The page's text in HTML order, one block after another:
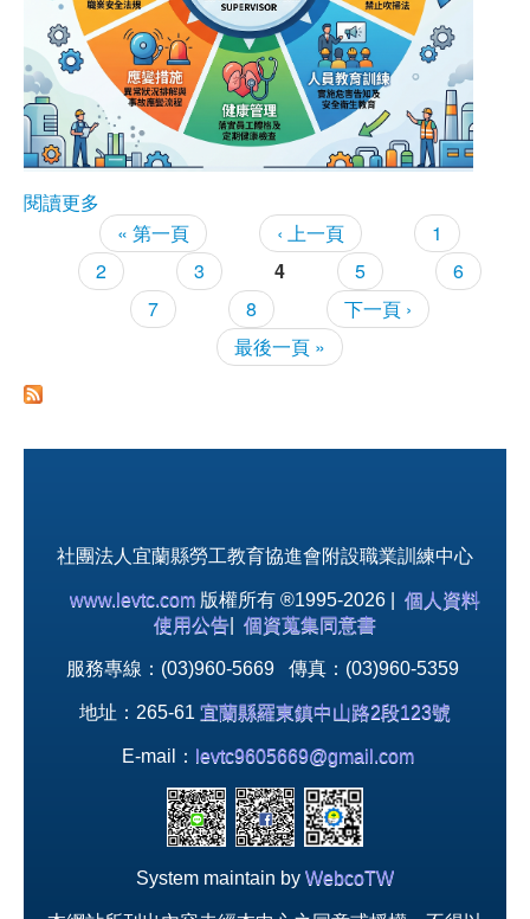
閱讀更多
« 第一頁 ‹ 上一頁
1
2
3 4 5
6
7
8
下一頁 ›
最後一頁 »
社團法人宜蘭縣勞工教育協進會附設職業訓練中心
www.levtc.com 版權所有 ®1995-2026 | 個人資料
使用公告
個資蒐集同意書
服務專線：(03)960-5669 傳真：(03)960-5359
地址：265-61 宜蘭縣羅東鎮中山路2段123號
E-mail： levtc9605669@gmail.com
System maintain by WebcoTW